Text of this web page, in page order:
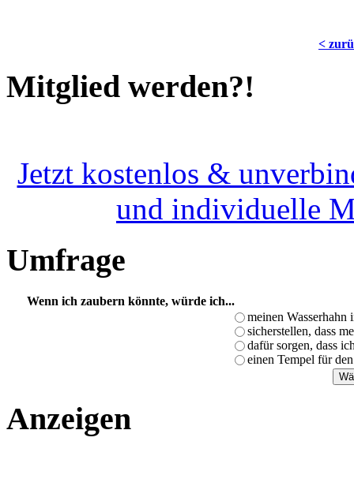
<
Mitglied werden?!
Jetzt kostenlos &
und individuelle
Umfrage
Wenn ich zaubern könnte, würde ich...
meinen
sicherstellen, dass
dafür sorgen, dass
einen Tempel für
Anzeigen